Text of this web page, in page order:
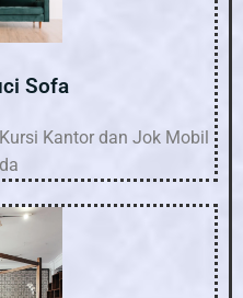
Sofa
Kantor dan Jok Mobil